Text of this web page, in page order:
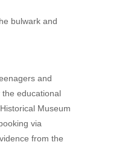
bulwark and
and
educational
Museum
via
from the